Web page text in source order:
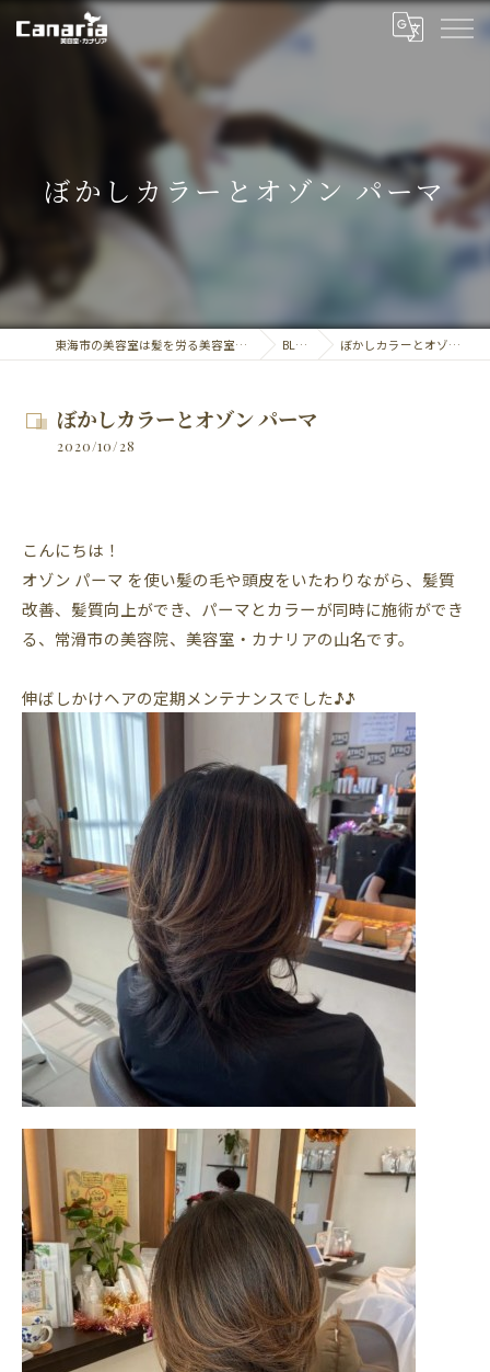
ぼかしカラーとオゾン パーマ
東海市の美容室は髪を労る美容室・カナリア BLOG ぼかしカラーとオゾン パーマ
ぼかしカラーとオゾン パーマ
2020/10/28
こんにちは！
オゾン パーマ を使い髪の毛や頭皮をいたわりながら、髪質
改善、髪質向上ができ、パーマとカラーが同時に施術ができ
る、常滑市の美容院、美容室・カナリアの山名です。
伸ばしかけヘアの定期メンテナンスでした♪̊̈♪̆̈